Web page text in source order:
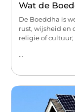
Wat de
De Boeddha is
rust, wijsheid en
religie of cultuur;
...